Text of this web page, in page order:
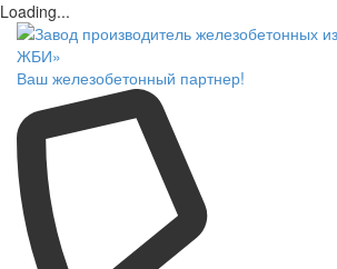
Loading...
Ваш железобетонный партнер!